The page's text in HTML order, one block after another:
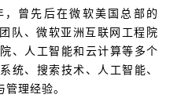
曾先后在微软美国总部的
队、微软亚洲互联网工程院
、人工智能和云计算等多个
统、搜索技术、人工智能、
理经验。